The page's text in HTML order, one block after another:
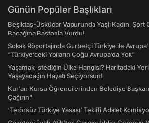
Günün Popüler Başlıkları
Beşiktaş-Üsküdar Vapurunda Yaşlı Kadın, Şort
Bacağına Bastonla Vurdu!
Sokak Röportajında Gurbetçi Türkiye ile
"Türkiye’deki Yolların Çoğu Avrupa’da Yok"
Yaşamak İstediğin Ülke Hangisi? Haritadaki
Yaşayacağın Hayatı Seçiyorsun!
Kur'an Kursu Öğrencilerinden Belediye
Çağırın"
‘Terörsüz Türkiye Yasası’ Teklifi Adalet